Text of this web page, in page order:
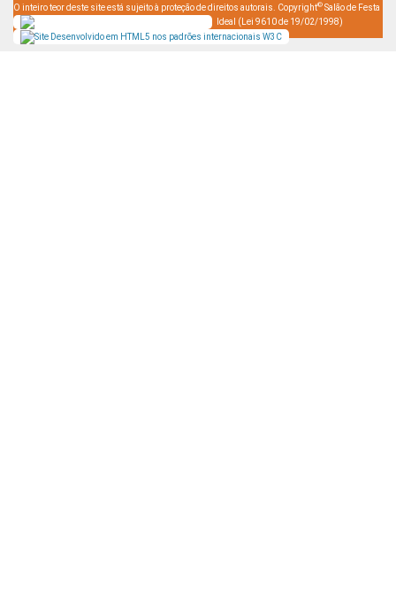
O inteiro teor deste site está sujeito à proteção de direitos autorais. Copyright© Salão de Festa
Ideal (Lei 9610 de 19/02/1998)